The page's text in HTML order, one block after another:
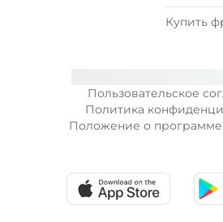
Пользовательское
Политика
Положение о программе
Купить